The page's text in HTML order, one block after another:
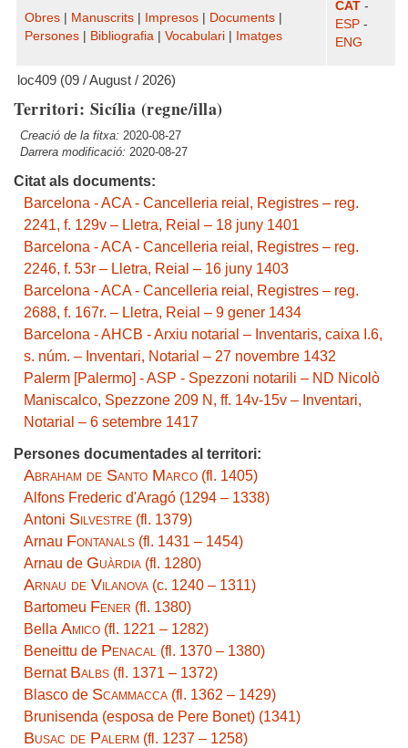
Obres Manuscrits Impresos Documents
Persones
Bibliografia Vocabulari Imatges
CAT -
ESP -
ENG
loc409 (09 / August / 2026)
Territori: Sicília (regne/illa)
Creació de la fitxa: 2020-08-27
Darrera modificació: 2020-08-27
Citat als documents:
Barcelona - ACA - Cancelleria reial, Registres – reg.
2241, f. 129v – Lletra, Reial – 18 juny 1401
Barcelona - ACA - Cancelleria reial, Registres – reg.
2246, f. 53r – Lletra, Reial – 16 juny 1403
Barcelona - ACA - Cancelleria reial, Registres – reg.
2688, f. 167r. – Lletra, Reial – 9 gener 1434
Barcelona - AHCB - Arxiu notarial – Inventaris, caixa I.6,
s. núm. – Inventari, Notarial – 27 novembre 1432
Palerm [Palermo] - ASP - Spezzoni notarili – ND Nicolò
Maniscalco, Spezzone 209 N, ff. 14v-15v – Inventari,
Notarial – 6 setembre 1417
Persones documentades al territori:
Abraham de Santo Marco (fl. 1405)
Alfons Frederic d'Aragó (1294 – 1338)
Antoni Silvestre (fl. 1379)
Arnau Fontanals (fl. 1431 – 1454)
Arnau de Guàrdia (fl. 1280)
Arnau de Vilanova (c. 1240 – 1311)
Bartomeu Fener (fl. 1380)
Bella Amico (fl. 1221 – 1282)
Beneittu de Penacal (fl. 1370 – 1380)
Bernat Balbs (fl. 1371 – 1372)
Blasco de Scammacca (fl. 1362 – 1429)
Brunisenda (esposa de Pere Bonet) (1341)
Busac de Palerm (fl. 1237 – 1258)